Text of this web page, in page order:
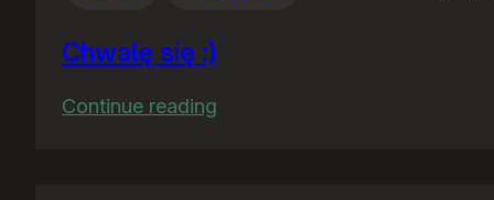
Chwalę się :)
Continue reading